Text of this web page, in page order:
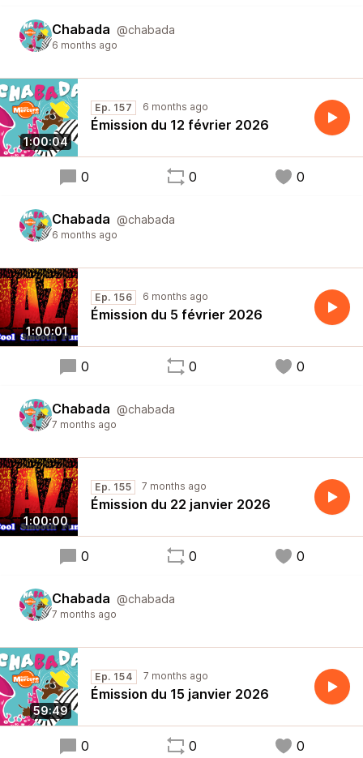
Chabada @chabada
6 months ago
1:00:04
Ep. 157 6 months ago
Émission du 12 février 2026
0 0 0
Chabada @chabada
6 months ago
1:00:01
Ep. 156 6 months ago
Émission du 5 février 2026
0 0 0
Chabada @chabada
7 months ago
1:00:00
Ep. 155 7 months ago
Émission du 22 janvier 2026
0 0 0
Chabada @chabada
7 months ago
59:49
Ep. 154 7 months ago
Émission du 15 janvier 2026
0 0 0